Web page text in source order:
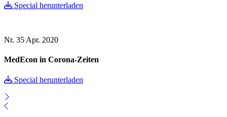
Special herunterladen
Nr. 35 Apr. 2020
MedEcon in Corona-Zeiten
Special herunterladen